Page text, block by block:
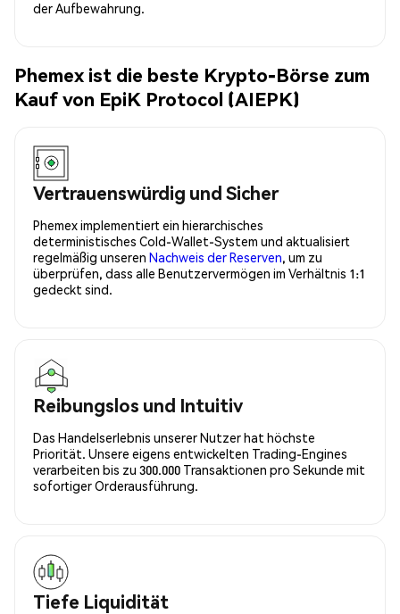
der Aufbewahrung.
Phemex ist die beste Krypto-Börse zum
Kauf von EpiK Protocol (AIEPK)
Vertrauenswürdig und Sicher
Phemex implementiert ein hierarchisches
deterministisches Cold-Wallet-System und aktualisiert
regelmäßig unseren Nachweis der Reserven, um zu
überprüfen, dass alle Benutzervermögen im Verhältnis 1:1
gedeckt sind.
Reibungslos und Intuitiv
Das Handelserlebnis unserer Nutzer hat höchste
Priorität. Unsere eigens entwickelten Trading-Engines
verarbeiten bis zu 300.000 Transaktionen pro Sekunde mit
sofortiger Orderausführung.
Tiefe Liquidität